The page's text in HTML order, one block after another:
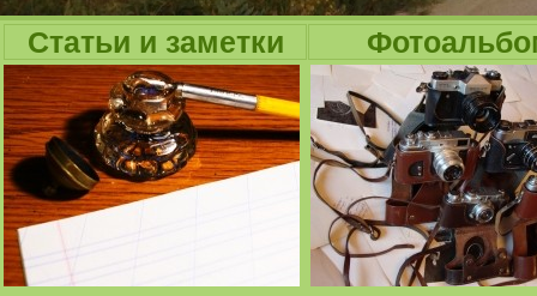
Статьи и заметки